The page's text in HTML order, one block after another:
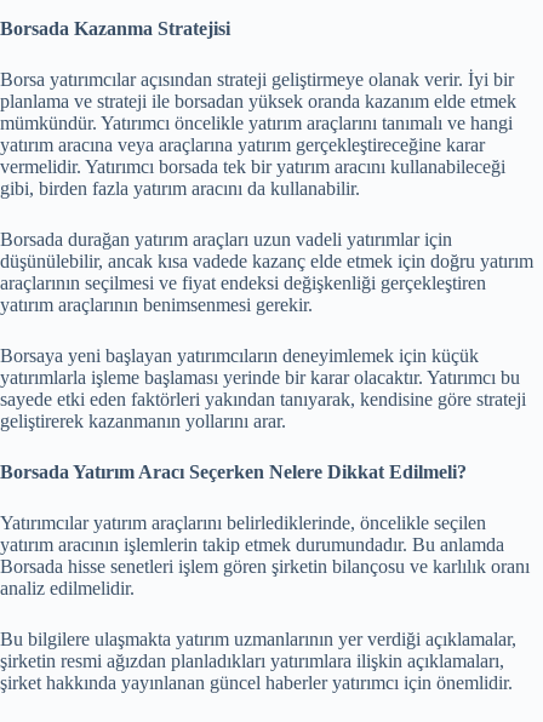
Borsada Kazanma Stratejisi
Borsa yatırımcılar açısından strateji geliştirmeye olanak verir. İyi bir
planlama ve strateji ile borsadan yüksek oranda kazanım elde etmek
mümkündür. Yatırımcı öncelikle yatırım araçlarını tanımalı ve hangi
yatırım aracına veya araçlarına yatırım gerçekleştireceğine karar
vermelidir. Yatırımcı borsada tek bir yatırım aracını kullanabileceği
gibi, birden fazla yatırım aracını da kullanabilir.
Borsada durağan yatırım araçları uzun vadeli yatırımlar için
düşünülebilir, ancak kısa vadede kazanç elde etmek için doğru yatırım
araçlarının seçilmesi ve fiyat endeksi değişkenliği gerçekleştiren
yatırım araçlarının benimsenmesi gerekir.
Borsaya yeni başlayan yatırımcıların deneyimlemek için küçük
yatırımlarla işleme başlaması yerinde bir karar olacaktır. Yatırımcı bu
sayede etki eden faktörleri yakından tanıyarak, kendisine göre strateji
geliştirerek kazanmanın yollarını arar.
Borsada Yatırım Aracı Seçerken Nelere Dikkat Edilmeli?
Yatırımcılar yatırım araçlarını belirlediklerinde, öncelikle seçilen
yatırım aracının işlemlerin takip etmek durumundadır. Bu anlamda
Borsada hisse senetleri işlem gören şirketin bilançosu ve karlılık oranı
analiz edilmelidir.
Bu bilgilere ulaşmakta yatırım uzmanlarının yer verdiği açıklamalar,
şirketin resmi ağızdan planladıkları yatırımlara ilişkin açıklamaları,
şirket hakkında yayınlanan güncel haberler yatırımcı için önemlidir.